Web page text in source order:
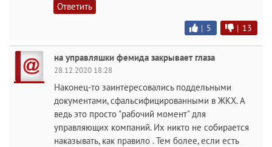
Ответить
| 5 | 13
на управляшки фемида закрывает глаза
28.12.2020 18:28
Наконец-то заинтересовались поддельными
документами, сфальсифицированными в ЖКХ. А
ведь это просто "рабочий момент" для
управляющих компаний. Их никто не собирается
наказывать, как правило . Тем более, если есть